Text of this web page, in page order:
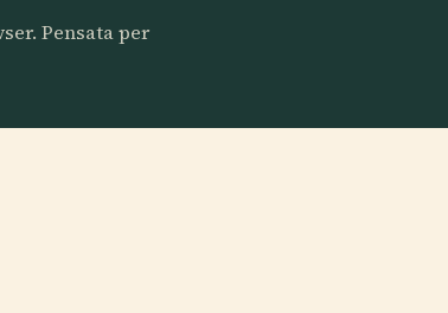
Pensata per